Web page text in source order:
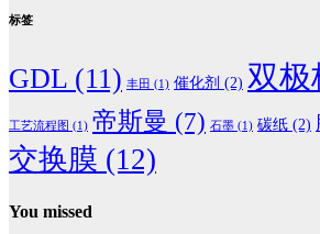
标签
GDL (11) 丰田 (1) 催化剂 (2) 双极
工艺流程图 (1) 帝斯曼 (7) 石墨 (1) 碳纸 (2)
交换膜 (12)
You missed